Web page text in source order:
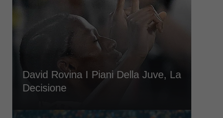
David Rovina I Piani Della Juve, La
Decisione